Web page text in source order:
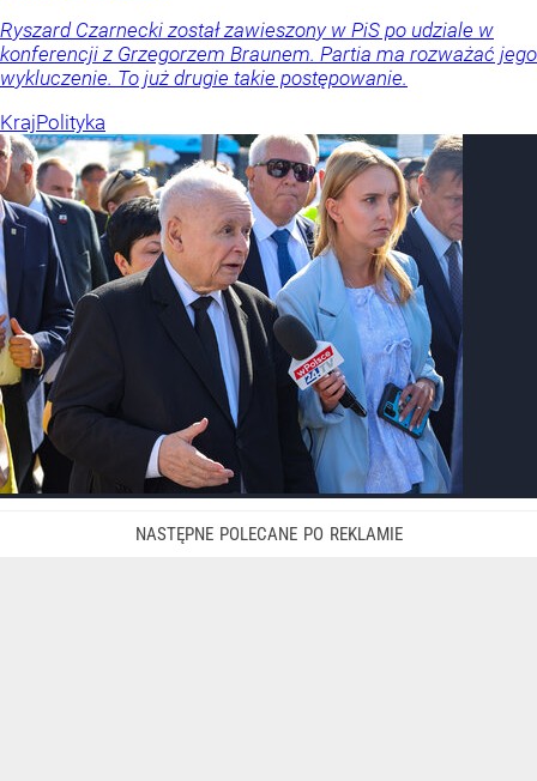
Ryszard Czarnecki został zawieszony w PiS po udziale w
konferencji z Grzegorzem Braunem. Partia ma rozważać jego
wykluczenie. To już drugie takie postępowanie.
KrajPolityka